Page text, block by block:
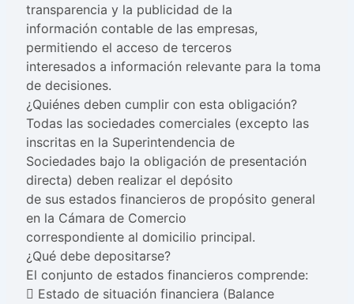
transparencia y la publicidad de la
información contable de las empresas,
permitiendo el acceso de terceros
interesados a información relevante para la toma
de decisiones.
¿Quiénes deben cumplir con esta obligación?
Todas las sociedades comerciales (excepto las
inscritas en la Superintendencia de
Sociedades bajo la obligación de presentación
directa) deben realizar el depósito
de sus estados financieros de propósito general
en la Cámara de Comercio
correspondiente al domicilio principal.
¿Qué debe depositarse?
El conjunto de estados financieros comprende:
 Estado de situación financiera (Balance